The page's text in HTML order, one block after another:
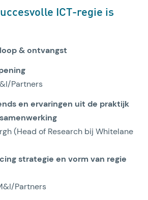
ICT-regie is
& ontvangst
Partners
en ervaringen uit de praktijk
(Head of Research bij Whitelane
strategie en vorm van regie
Partners